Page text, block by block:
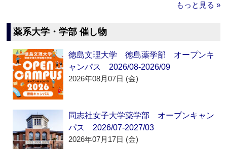
もっと見る »
薬系大学・学部 催し物
徳島文理大学 徳島薬学部 オープンキ
ャンパス 2026/08-2026/09
2026年08月07日 (金)
同志社女子大学薬学部 オープンキャン
パス 2026/07-2027/03
2026年07月17日 (金)